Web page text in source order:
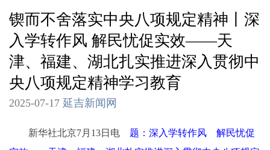
锲而不舍落实中央八项规定精神丨深
入学转作风 解民忧促实效——天
津、福建、湖北扎实推进深入贯彻中
央八项规定精神学习教育
2025-07-17 延吉新闻网
新华社北京7月13日电 题：深入学转作风 解民忧促